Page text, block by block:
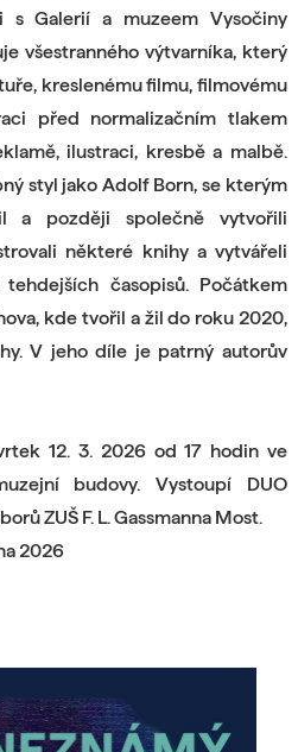
s Galerií a muzeem Vysočiny
všestranného výtvarníka, který
kreslenému filmu, filmovému
před normalizačním tlakem
ilustraci, kresbě a malbě.
styl jako Adolf Born, se kterým
a později společně vytvořili
některé knihy a vytvářeli
časopisů. Počátkem
kde tvořil a žil do roku 2020,
V jeho díle je patrný autorův
12. 3. 2026 od 17 hodin ve
budovy. Vystoupí DUO
ZUŠ F. L. Gassmanna Most.
2026